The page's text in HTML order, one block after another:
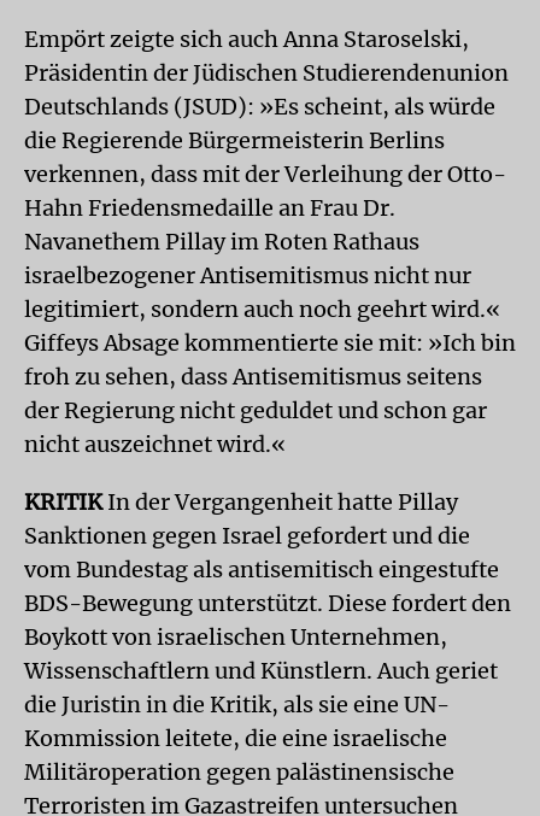
Empört zeigte sich auch Anna Staroselski,
Präsidentin der Jüdischen Studierendenunion
Deutschlands (JSUD): »Es scheint, als würde
die Regierende Bürgermeisterin Berlins
verkennen, dass mit der Verleihung der Otto-
Hahn Friedensmedaille an Frau Dr.
Navanethem Pillay im Roten Rathaus
israelbezogener Antisemitismus nicht nur
legitimiert, sondern auch noch geehrt wird.«
Giffeys Absage kommentierte sie mit: »Ich bin
froh zu sehen, dass Antisemitismus seitens
der Regierung nicht geduldet und schon gar
nicht auszeichnet wird.«
KRITIKIn der Vergangenheit hatte Pillay
Sanktionen gegen Israel gefordert und die
vom Bundestag als antisemitisch eingestufte
BDS-Bewegung unterstützt. Diese fordert den
Boykott von israelischen Unternehmen,
Wissenschaftlern und Künstlern. Auch geriet
die Juristin in die Kritik, als sie eine UN-
Kommission leitete, die eine israelische
Militäroperation gegen palästinensische
Terroristen im Gazastreifen untersuchen